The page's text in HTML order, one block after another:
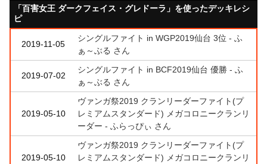
「百害女王 ダークフェイス・グレドーラ」を使ったデッキレシ
ピ
2019-11-05
シングルファイト in WGP2019仙台 3位 - ふ
ぁ～ぶる さん
2019-07-02
シングルファイト in BCF2019仙台 優勝 - ふ
ぁ～ぶる さん
2019-05-10
ヴァンガ祭2019 クランリーダーファイト(プ
レミアムスタンダード) メガコロニークランリ
ーダー - ふらっぴぃ さん
2019-05-10
ヴァンガ祭2019 クランリーダーファイト(プ
レミアムスタンダード) メガコロニークランリ